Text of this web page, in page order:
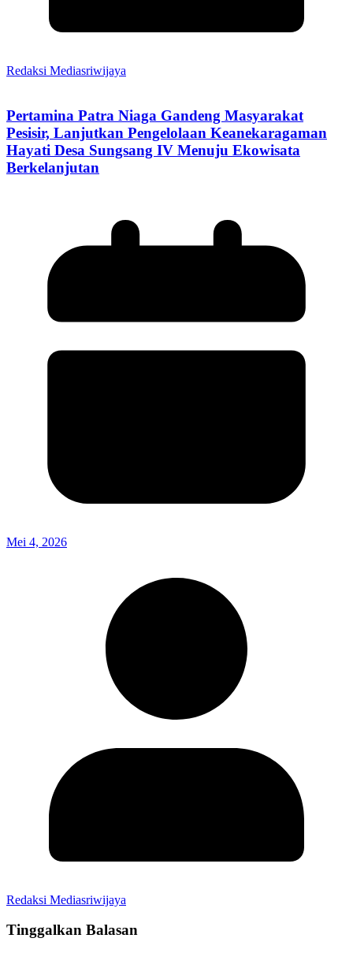
Redaksi Mediasriwijaya
Pertamina Patra Niaga Gandeng Masyarakat
Pesisir, Lanjutkan Pengelolaan Keanekaragaman
Hayati Desa Sungsang IV Menuju Ekowisata
Berkelanjutan
Mei 4, 2026
Redaksi Mediasriwijaya
Tinggalkan Balasan